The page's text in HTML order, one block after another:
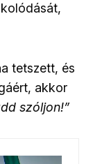
tetszett, és
akkor
szóljon!”